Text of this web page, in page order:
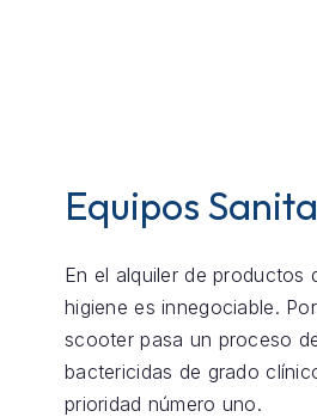
Equipos
En el alquiler de productos
higiene es innegociable.
scooter pasa un proceso
bactericidas de grado
prioridad número uno.